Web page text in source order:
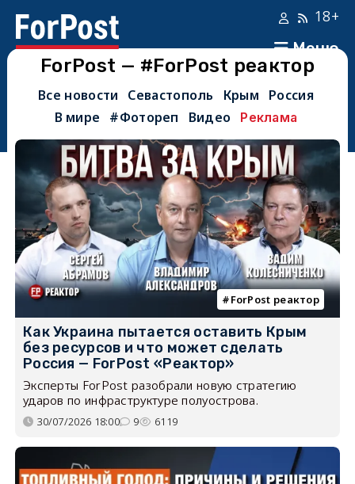
Меню
18+
ForPost — #ForPost реактор
Все новости Севастополь Крым
Россия
В мире
#Фотореп Видео Реклама
ForPost реактор
Как Украина пытается оставить Крым
без ресурсов и что может сделать
Россия — ForPost «Реактор»
Эксперты ForPost разобрали новую стратегию
ударов по инфраструктуре полуострова.
30/07/2026 18:00 9 6119